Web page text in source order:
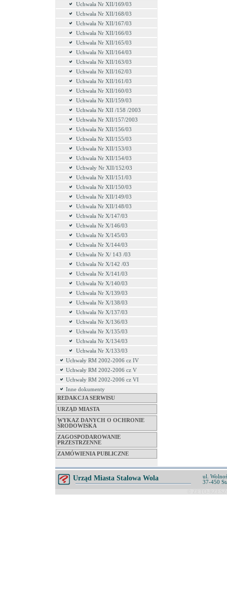
Uchwała Nr XII/169/03
Uchwała Nr XII/168/03
Uchwała Nr XII/167/03
Uchwała Nr XII/166/03
Uchwała Nr XII/165/03
Uchwała Nr XII/164/03
Uchwała Nr XII/163/03
Uchwała Nr XII/162/03
Uchwała Nr XII/161/03
Uchwała Nr XII/160/03
Uchwała Nr XII/159/03
Uchwała Nr XII /158 /2003
Uchwała Nr XII/157/2003
Uchwała Nr XII/156/03
Uchwała Nr XII/155/03
Uchwała Nr XII/153/03
Uchwała Nr XII/154/03
Uchwały Nr XII/152/03
Uchwała Nr XII/151/03
Uchwała Nr XII/150/03
Uchwała Nr XII/149/03
Uchwała Nr XII/148/03
Uchwała Nr X/147/03
Uchwała Nr X/146/03
Uchwała Nr X/145/03
Uchwała Nr X/144/03
Uchwała Nr X/ 143 /03
Uchwała Nr X/142 /03
Uchwała Nr X/141/03
Uchwała Nr X/140/03
Uchwała Nr X/139/03
Uchwała Nr X/138/03
Uchwała Nr X/137/03
Uchwała Nr X/136/03
Uchwała Nr X/135/03
Uchwała Nr X/134/03
Uchwała Nr X/133/03
Uchwały RM 2002-2006 cz IV
Uchwały RM 2002-2006 cz V
Uchwały RM 2002-2006 cz VI
Inne dokumenty
REDAKCJA SERWISU
URZĄD MIASTA
WYKAZ DANYCH O OCHRONIE
ŚRODOWISKA
ZAGOSPODAROWANIE
PRZESTRZENNE
ZAMÓWIENIA PUBLICZNE
Urząd Miasta Stalowa Wola
ul.
37-450